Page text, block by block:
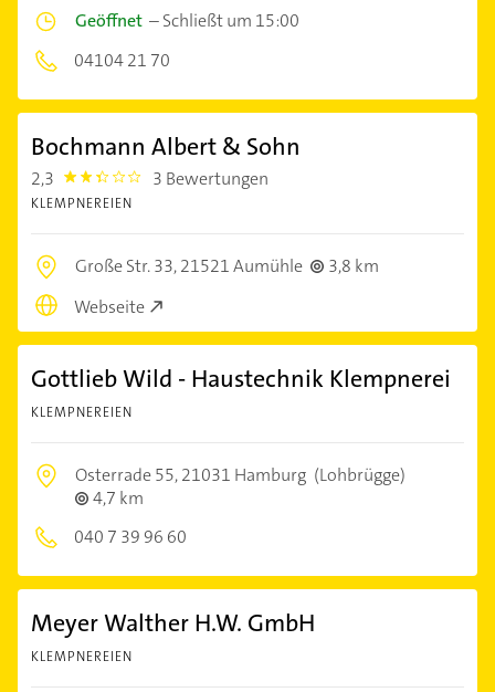
Geöffnet –Schließt um 15:00
04104 21 70
Bochmann Albert & Sohn
2,3 2.3 3 Bewertungen
KLEMPNEREIEN
Große Str. 33,21521 Aumühle
3,8 km
Webseite
Gottlieb Wild - Haustechnik Klempnerei
KLEMPNEREIEN
Osterrade 55,21031 Hamburg (Lohbrügge)
4,7 km
040 7 39 96 60
Meyer Walther H.W. GmbH
KLEMPNEREIEN